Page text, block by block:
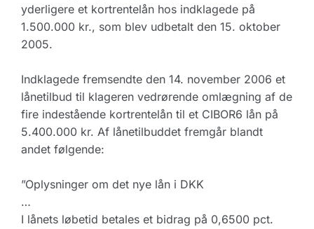
yderligere et kortrentelån hos indklagede på
1.500.000 kr., som blev udbetalt den 15. oktober
2005.
Indklagede fremsendte den 14. november 2006 et
lånetilbud til klageren vedrørende omlægning af de
fire indestående kortrentelån til et CIBOR6 lån på
5.400.000 kr. Af lånetilbuddet fremgår blandt
andet følgende:
”Oplysninger om det nye lån i DKK
…
I lånets løbetid betales et bidrag på 0,6500 pct.